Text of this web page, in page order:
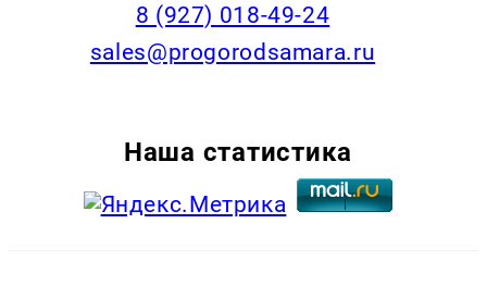
8 (927) 018-49-24
sales@progorodsamara.ru
Наша статистика